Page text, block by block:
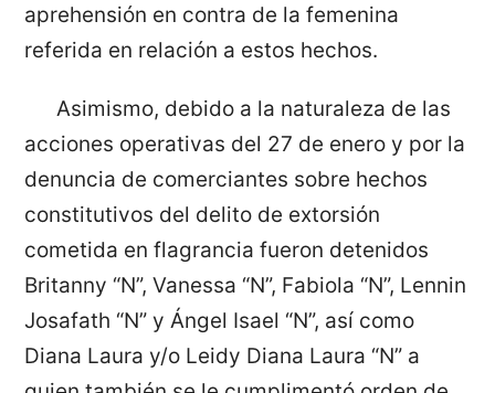
aprehensión en contra de la femenina
referida en relación a estos hechos.
Asimismo, debido a la naturaleza de las
acciones operativas del 27 de enero y por la
denuncia de comerciantes sobre hechos
constitutivos del delito de extorsión
cometida en flagrancia fueron detenidos
Britanny “N”, Vanessa “N”, Fabiola “N”, Lennin
Josafath “N” y Ángel Isael “N”, así como
Diana Laura y/o Leidy Diana Laura “N” a